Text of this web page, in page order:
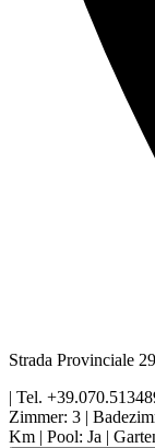
Strada Provinciale 29
| Tel.
Zimmer: 3 |
Km | Pool: Ja |